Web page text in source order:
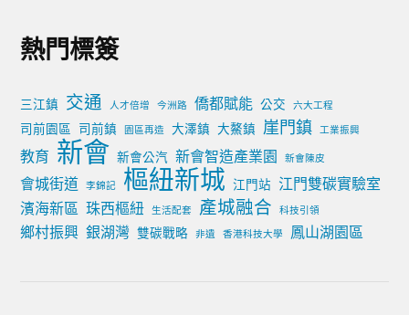
熱門標簽
三江鎮 交通 人才倍增 今洲路 僑都賦能 公交 六大工程
司前園區 司前鎮 園區再造 大澤鎮 大鰲鎮 崖門鎮 工業振興
教育 新會 新會公汽 新會智造產業園 新會陳皮
會城街道 李錦記 樞紐新城 江門站
江門雙碳實驗室
濱海新區 珠西樞紐 生活配套 產城融合 科技引領
鄉村振興 銀湖灣 雙碳戰略 非遺 香港科技大學 鳳山湖園區